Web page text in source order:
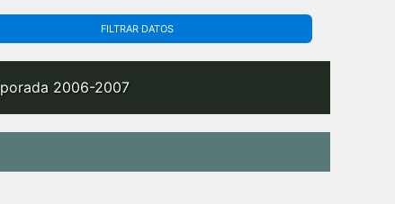
FILTRAR DATOS
2006-2007